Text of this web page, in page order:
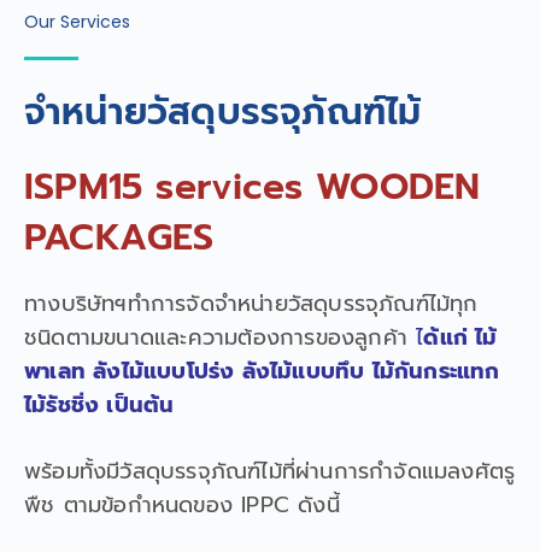
Our Services
จำหน่ายวัสดุบรรจุภัณฑ์ไม้
ISPM15 services WOODEN
PACKAGES
ทางบริษัทฯทำการจัดจำหน่ายวัสดุบรรจุภัณฑ์ไม้ทุก
ชนิดตามขนาดและความต้องการของลูกค้าได้แก่ ไม้
พาเลท ลังไม้แบบโปร่ง ลังไม้แบบทึบ ไม้กันกระแทก
ไม้รัชชิ่ง เป็นต้น
พร้อมทั้งมีวัสดุบรรจุภัณฑ์ไม้ที่ผ่านการกำจัดแมลงศัตรู
พืช ตามข้อกำหนดของ IPPC ดังนี้